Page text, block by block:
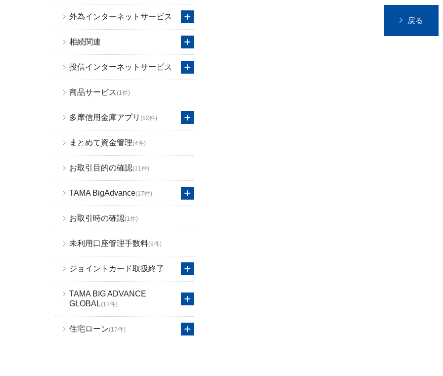
外為インターネットサービス
相続関連
投信インターネットサービス
商品サービス(1件)
多摩信用金庫アプリ (52件)
まとめて資金管理(4件)
お取引目的の確認(11件)
TAMA BigAdvance(17件)
お取引時の確認(1件)
未利用口座管理手数料(9件)
ジョイントカード取扱終了
TAMA BIG ADVANCE
GLOBAL(13件)
住宅ローン(17件)
戻る